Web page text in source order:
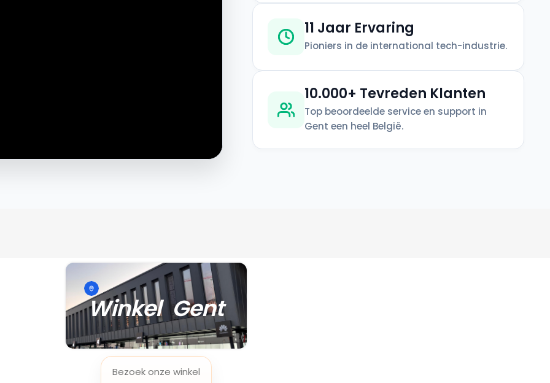
11 Jaar Ervaring
Pioniers in de international tech-industrie.
10.000+ Tevreden Klanten
Top beoordeelde service en support in
Gent een heel België.
Winkel Gent
Bezoek onze winkel